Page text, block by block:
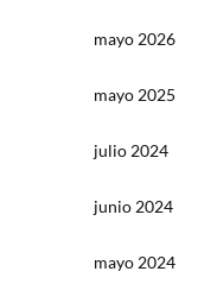
mayo 2026
mayo 2025
julio 2024
junio 2024
mayo 2024